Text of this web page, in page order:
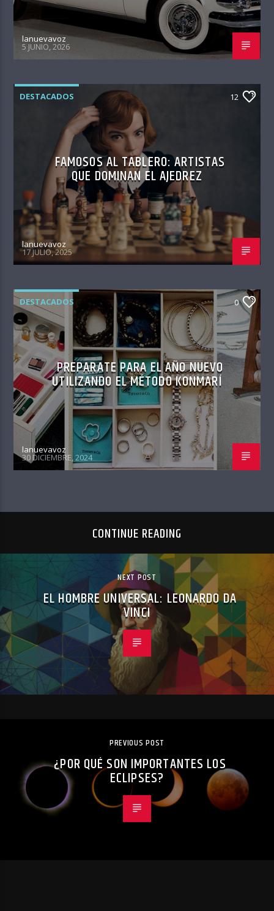
lanuevavoz
5 JUNIO, 2026
DESTACADOS 12
FAMOSOS AL TABLERO: ARTISTAS
QUE DOMINAN EL AJEDREZ
lanuevavoz
17 JULIO, 2025
DESTACADOS 0
PREPARATE PARA EL AÑO NUEVO
UTILIZANDO EL MÉTODO KONMARÍ
lanuevavoz
30 DICIEMBRE, 2024
CONTINUE READING
NEXT POST
EL HOMBRE UNIVERSAL: LEONARDO DA
VINCI
PREVIOUS POST
¿POR QUÉ SON IMPORTANTES LOS
ECLIPSES?